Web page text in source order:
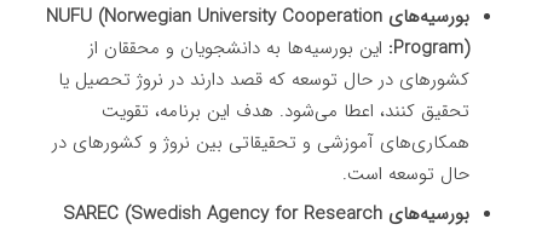
بورسیه‌های NUFU (Norwegian University Cooperation
Program): این بورسیه‌ها به دانشجویان و محققان از
کشورهای در حال توسعه که قصد دارند در نروژ تحصیل یا
تحقیق کنند، اعطا می‌شود. هدف این برنامه، تقویت
همکاری‌های آموزشی و تحقیقاتی بین نروژ و کشورهای در
حال توسعه است.
بورسیه‌های SAREC (Swedish Agency for Research